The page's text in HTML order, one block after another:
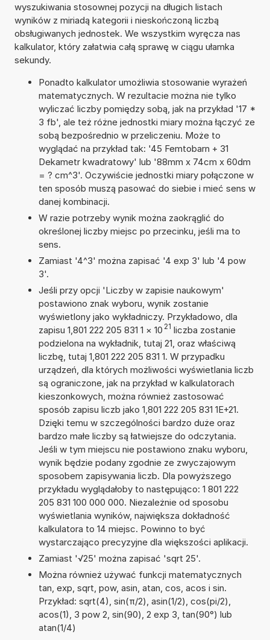
wyszukiwania stosownej pozycji na długich listach
wyników z miriadą kategorii i nieskończoną liczbą
obsługiwanych jednostek. We wszystkim wyręcza nas
kalkulator, który załatwia całą sprawę w ciągu ułamka
sekundy.
Ponadto kalkulator umożliwia stosowanie wyrażeń
matematycznych. W rezultacie można nie tylko
wyliczać liczby pomiędzy sobą, jak na przykład '17 *
3 fb', ale też różne jednostki miary można łączyć ze
sobą bezpośrednio w przeliczeniu. Może to
wyglądać na przykład tak: '45 Femtobarn + 31
Dekametr kwadratowy' lub '88mm x 74cm x 60dm
= ? cm^3'. Oczywiście jednostki miary połączone w
ten sposób muszą pasować do siebie i mieć sens w
danej kombinacji.
W razie potrzeby wynik można zaokrąglić do
określonej liczby miejsc po przecinku, jeśli ma to
sens.
Zamiast '4^3' można zapisać '4 exp 3' lub '4 pow
3'.
Jeśli przy opcji 'Liczby w zapisie naukowym'
postawiono znak wyboru, wynik zostanie
wyświetlony jako wykładniczy. Przykładowo, dla
zapisu 1,801 222 205 831 1 × 10 21 liczba zostanie
podzielona na wykładnik, tutaj 21, oraz właściwą
liczbę, tutaj 1,801 222 205 831 1. W przypadku
urządzeń, dla których możliwości wyświetlania liczb
są ograniczone, jak na przykład w kalkulatorach
kieszonkowych, można również zastosować
sposób zapisu liczb jako 1,801 222 205 831 1E+21.
Dzięki temu w szczególności bardzo duże oraz
bardzo małe liczby są łatwiejsze do odczytania.
Jeśli w tym miejscu nie postawiono znaku wyboru,
wynik będzie podany zgodnie ze zwyczajowym
sposobem zapisywania liczb. Dla powyższego
przykładu wyglądałoby to następująco: 1 801 222
205 831 100 000 000. Niezależnie od sposobu
wyświetlania wyników, największa dokładność
kalkulatora to 14 miejsc. Powinno to być
wystarczająco precyzyjne dla większości aplikacji.
Zamiast '√25' można zapisać 'sqrt 25'.
Można również używać funkcji matematycznych
tan, exp, sqrt, pow, asin, atan, cos, acos i sin.
Przykład: sqrt(4), sin(π/2), asin(1/2), cos(pi/2),
acos(1), 3 pow 2, sin(90), 2 exp 3, tan(90°) lub
atan(1/4)